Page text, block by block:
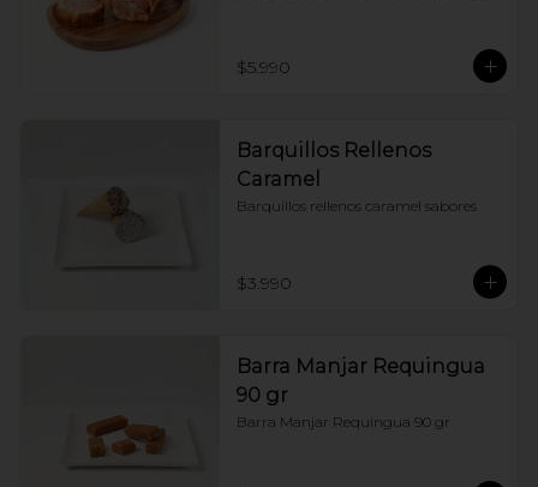
$5.990
Barquillos Rellenos
Caramel
Barquillos rellenos caramel sabores
$3.990
Barra Manjar Requingua
90 gr
Barra Manjar Requingua 90 gr